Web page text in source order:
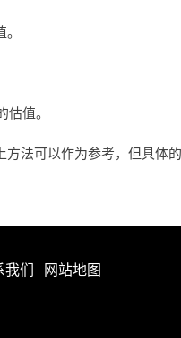
值。
法可以作为参考，但具体
们 | 网站地图